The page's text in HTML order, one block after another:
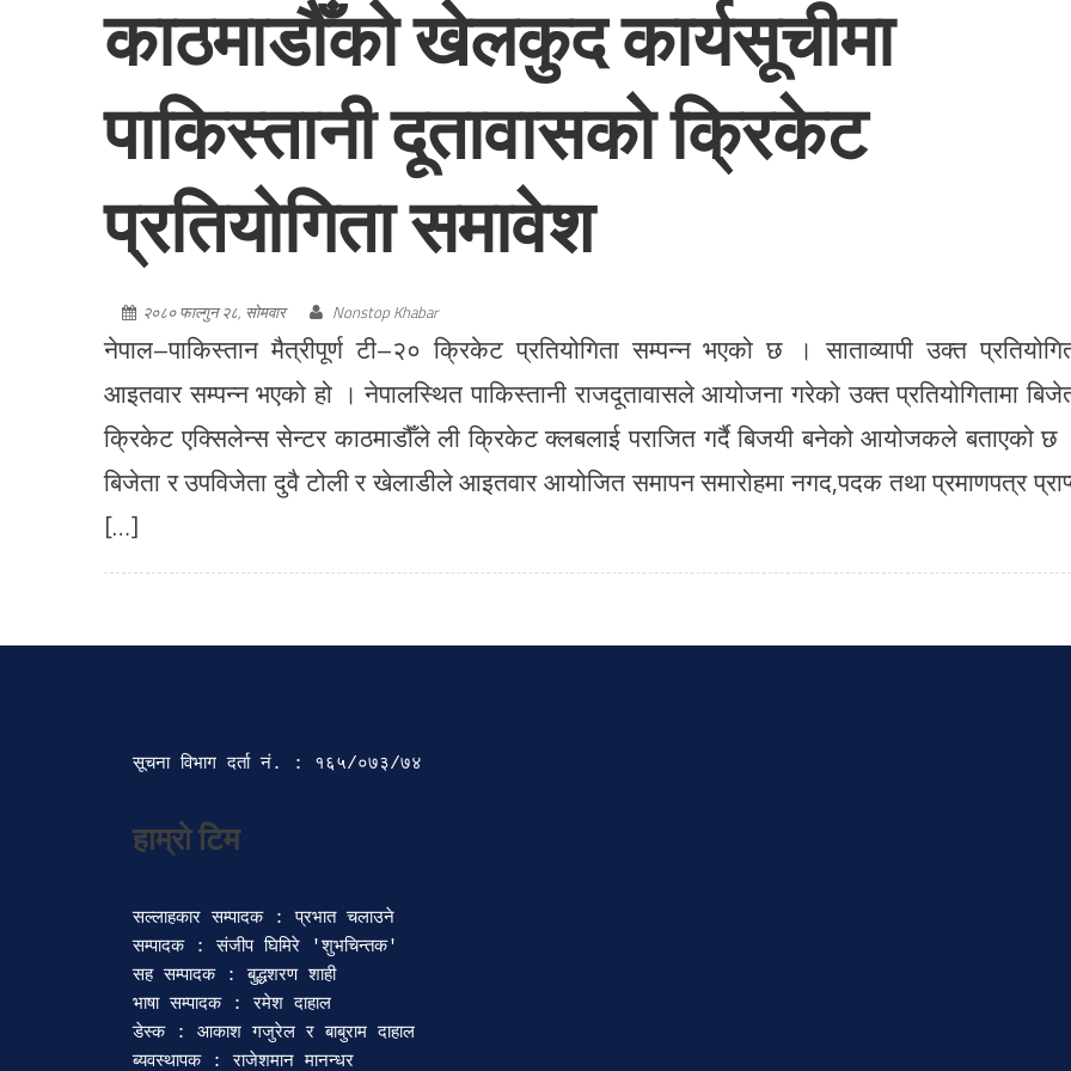
काठमाडौँको खेलकुद कार्यसूचीमा
पाकिस्तानी दूतावासको क्रिकेट
प्रतियोगिता समावेश
२०८० फाल्गुन २८, सोमवार Nonstop Khabar
नेपाल–पाकिस्तान मैत्रीपूर्ण टी–२० क्रिकेट प्रतियोगिता सम्पन्न भएको छ । साताव्यापी उक्त
आइतवार सम्पन्न भएको हो । नेपालस्थित पाकिस्तानी राजदूतावासले आयोजना गरेको उक्त प्रतियोगितामा
क्रिकेट एक्सिलेन्स सेन्टर काठमाडौँले ली क्रिकेट क्लबलाई पराजित गर्दै बिजयी बनेको आयोजकले बताएको छ
बिजेता र उपविजेता दुवै टोली र खेलाडीले आइतवार आयोजित समापन समारोहमा नगद,पदक तथा प्रमाणपत्र
[…]
सूचना विभाग दर्ता‍ नं. : १६५/०७३/७४
हाम्रो टिम
सल्लाहकार सम्पादक : प्रभात चलाउने
सम्पादक : संजीप घिमिरे 'शुभचिन्तक'
सह सम्पादक : बुद्धशरण शाही
भाषा सम्पादक : रमेश दाहाल
डेस्क : आकाश गजुरेल र बाबुराम दाहाल
ब्यवस्थापक : राजेशमान मानन्धर